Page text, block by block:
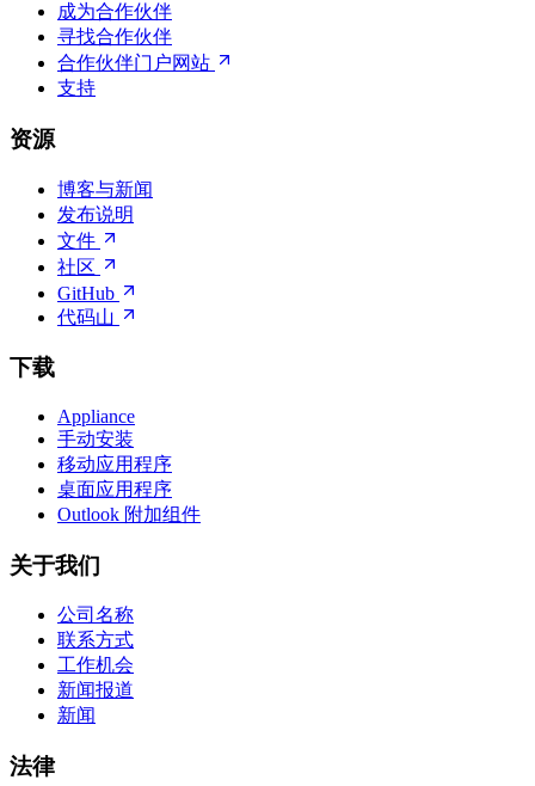
成为合作伙伴
寻找合作伙伴
合作伙伴门户网站
支持
资源
博客与新闻
发布说明
文件
社区
GitHub
代码山
下载
Appliance
手动安装
移动应用程序
桌面应用程序
Outlook 附加组件
关于我们
公司名称
联系方式
工作机会
新闻报道
新闻
法律